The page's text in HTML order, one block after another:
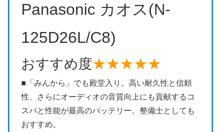
Panasonic カオス(N-
125D26L/C8)
おすすめ度★★★★★
■「みんから」でも殿堂入り。高い耐久性と信頼
性、さらにオーディオの音質向上にも貢献するコ
スパと性能が最高のバッテリー。整備士としても
おすすめ。